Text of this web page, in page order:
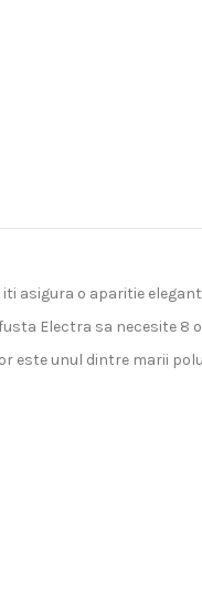
asigura o aparitie
Electra sa necesite
este unul dintre marii